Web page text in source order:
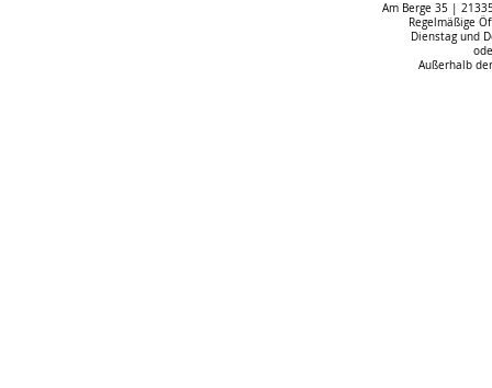
Am Berge 35 |
Regelmäßige
Dienstag und
Außerhalb